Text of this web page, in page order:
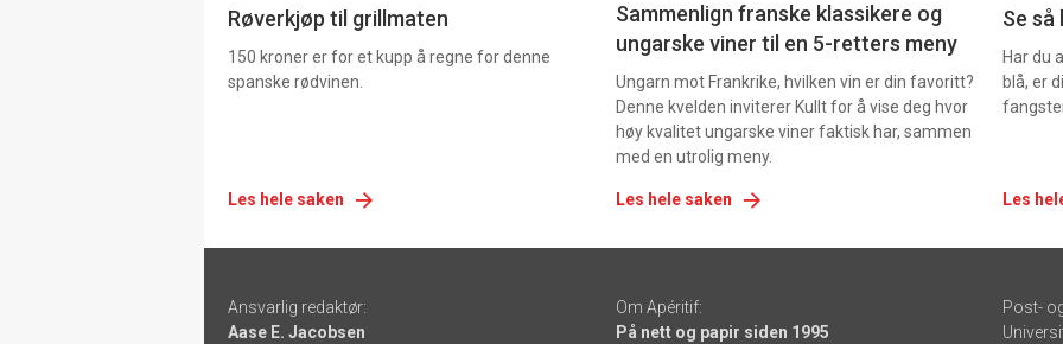
Røverkjøp til grillmaten
150 kroner er for et kupp å regne for denne
spanske rødvinen.
Les hele saken
Sammenlign franske klassikere og
ungarske viner til en 5-retters meny
Ungarn mot Frankrike, hvilken vin er din favoritt?
Denne kvelden inviterer Kullt for å vise deg hvor
høy kvalitet ungarske viner faktisk har, sammen
med en utrolig meny.
Les hele saken
Se
Har du
blå, er
Les
-
Ansvarlig redaktør:
Aase E. Jacobsen
Om Apéritif:
På nett og papir siden 1995
Post-